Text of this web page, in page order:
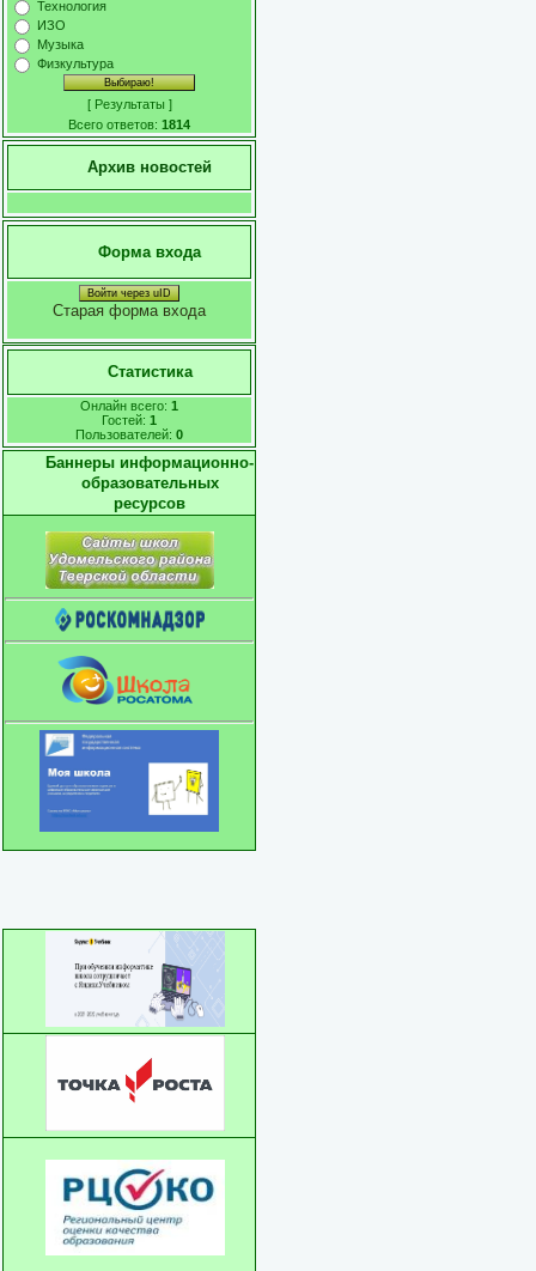
Технология
ИЗО
Музыка
Физкультура
[ Результаты ]
Всего ответов: 1814
Архив новостей
Форма входа
Войти через uID
Старая форма входа
Статистика
Онлайн всего: 1
Гостей: 1
Пользователей: 0
Баннеры информационно-
образовательных
ресурсов